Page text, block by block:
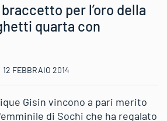
braccetto per l’oro della
quarta con
12 FEBBRAIO 2014
Gisin vincono a pari merito
di Sochi che ha regalato